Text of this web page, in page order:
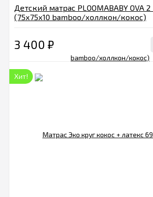
Детский матрас PLOOMABABY OVA
(75х75х10 bamboo/холлкон/кокос)
3 400 ₽
Хит!